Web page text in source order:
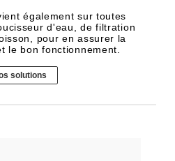
également sur toutes
d'eau, de filtration
pour en assurer la
le bon fonctionnement.
solutions